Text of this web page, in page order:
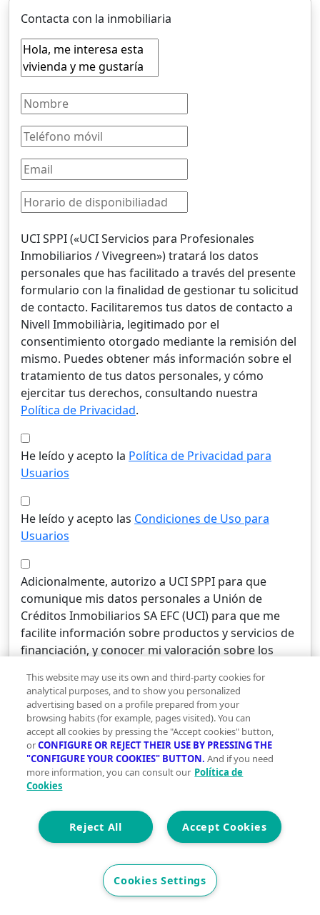
Contacta con la inmobiliaria
UCI SPPI («UCI Servicios para Profesionales
Inmobiliarios / Vivegreen») tratará los datos
personales que has facilitado a través del presente
formulario con la finalidad de gestionar tu solicitud
de contacto. Facilitaremos tus datos de contacto a
Nivell Immobiliària, legitimado por el
consentimiento otorgado mediante la remisión del
mismo. Puedes obtener más información sobre el
tratamiento de tus datos personales, y cómo
ejercitar tus derechos, consultando nuestra
Política de Privacidad.
He leído y acepto la Política de Privacidad para
Usuarios
He leído y acepto las Condiciones de Uso para
Usuarios
Adicionalmente, autorizo a UCI SPPI para que
comunique mis datos personales a Unión de
Créditos Inmobiliarios SA EFC (UCI) para que me
facilite información sobre productos y servicios de
financiación, y conocer mi valoración sobre los
tratamiento de tus datos personales, y cómo
ejercitar tus derechos, consultando nuestra
Política de protección de datos
Solicita información ahora
Google
Privacy Policy and Terms of Service apply.
This website may use its own and third-party cookies for
analytical purposes, and to show you personalized
advertising based on a profile prepared from your
browsing habits (for example, pages visited). You can
accept all cookies by pressing the "Accept cookies" button,
orCONFIGURE OR REJECT THEIR USE BY PRESSING THE
"CONFIGURE YOUR COOKIES" BUTTON. And if you need
more information, you can consult our Política de
Cookies
Accept Cookies
Reject All
Cookies Settings